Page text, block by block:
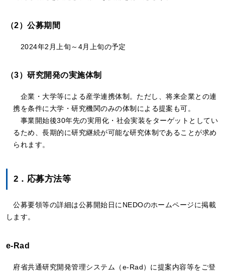
（2）公募期間
2024年2月上旬～4月上旬の予定
（3）研究開発の実施体制
企業・大学等による産学連携体制。ただし、将来企業との連
携を条件に大学・研究機関のみの体制による提案も可。
事業開始後30年先の実用化・社会実装をターゲットとしてい
るため、長期的に研究継続が可能な研究体制であることが求め
られます。
2．応募方法等
公募要領等の詳細は公募開始日にNEDOのホームページに掲載
します。
e-Rad
府省共通研究開発管理システム（e-Rad）に提案内容等をご登